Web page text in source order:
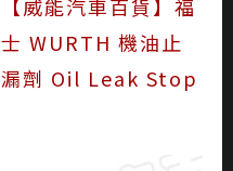
【威能汽車百貨】福
士 WURTH 機油止
漏劑 Oil Leak Stop